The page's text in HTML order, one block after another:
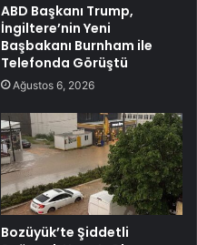
ABD Başkanı Trump,
İngiltere’nin Yeni
Başbakanı Burnham ile
Telefonda Görüştü
Ağustos 6, 2026
Bozüyük’te Şiddetli